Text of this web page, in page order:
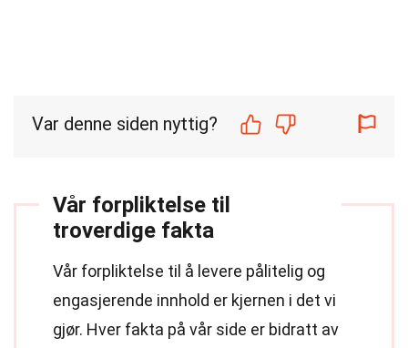
Var denne siden nyttig?
Vår forpliktelse til
troverdige fakta
Vår forpliktelse til å levere pålitelig og
engasjerende innhold er kjernen i det vi
gjør. Hver fakta på vår side er bidratt av